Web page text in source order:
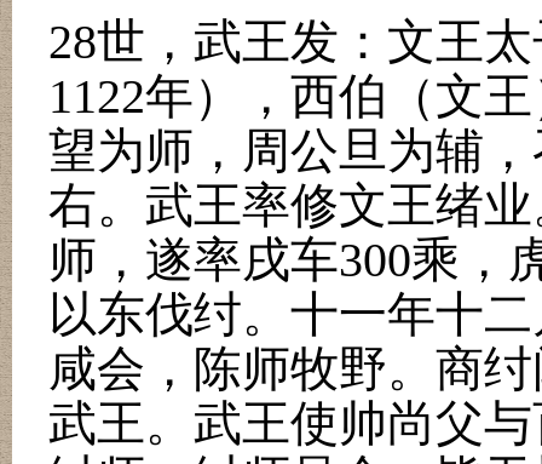
28世，武王发：文王
1122年），西伯（文
望为师，周公旦为辅
右。武王率修文王绪
师，遂率戌车300乘，
以东伐纣。十一年十
咸会，陈师牧野。商
武王。武王使帅尚父